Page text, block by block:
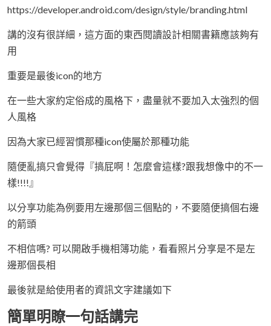
https://developer.android.com/design/style/branding.html
講的沒有很詳細，這方面的東西閱讀設計相關書籍應該夠有
用
重要是最後icon的地方
在一些大家約定俗成的風格下，盡量就不要加入太強烈的個
人風格
因為大家已經習慣那種icon使屬於那種功能
隨便亂搞只會覺得『搞屁啊！怎麼會這樣?跟我想像中的不一
樣!!!!』
以分享功能為例要用左邊那個三個點的，不要隨便搞個右邊
的箭頭
不相信嗎? 可以開啟手機相簿功能，看看照片分享是不是左
邊那個長相
最後就是給使用者的資訊文字建議如下
簡單明瞭一句話講完